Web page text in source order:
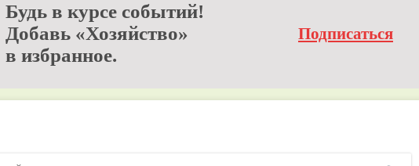
Будь в курсе событий!
Добавь «Хозяйство»
в избранное.
Подписаться